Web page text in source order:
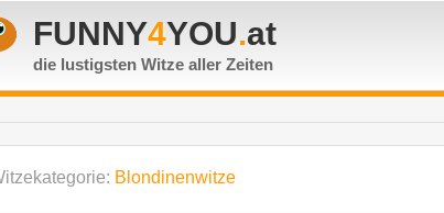
FUNNY4YOU.at
die lustigsten Witze aller Zeiten
Blondinenwitze